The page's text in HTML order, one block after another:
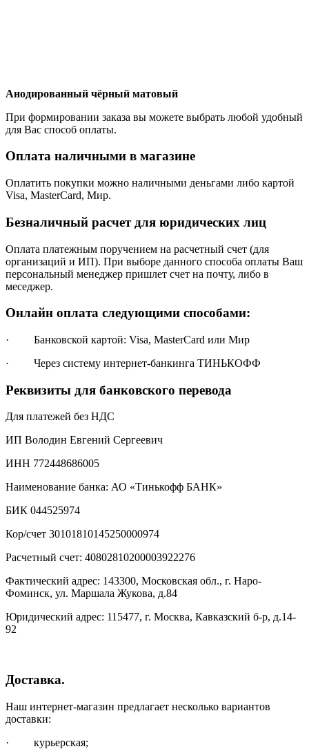
Анодированный чёрный матовый
При формировании заказа вы можете выбрать любой удобный
для Вас способ оплаты.
Оплата наличными в магазине
Оплатить покупки можно наличными деньгами либо картой
Visa, MasterCard, Мир.
Безналичный расчет для юридических лиц
Оплата платежным поручением на расчетный счет (для
организаций и ИП). При выборе данного способа оплаты Ваш
персональный менеджер пришлет счет на почту, либо в
меседжер.
Онлайн оплата следующими способами:
· Банковской картой: Visa, MasterCard или Мир
· Через систему интернет-банкинга ТИНЬКОФФ
Реквизиты для банковского перевода
Для платежей без НДС
ИП Володин Евгений Сергеевич
ИНН 772448686005
Наименование банка: АО «Тинькофф БАНК»
БИК 044525974
Кор/счет 30101810145250000974
Расчетный счет: 40802810200003922276
Фактический адрес: 143300, Московская обл., г. Наро-
Фоминск, ул. Маршала Жукова, д.84
Юридический адрес: 115477, г. Москва, Кавказский б-р, д.14-
92
Доставка.
Наш интернет-магазин предлагает несколько вариантов
доставки:
· курьерская;